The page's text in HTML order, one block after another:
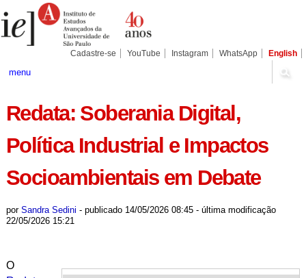
para
conteúdo.
Pessoais
Cadastre-se YouTube Instagram WhatsApp English
menu
Redata: Soberania Digital,
Política Industrial e Impactos
Socioambientais em Debate
por Sandra Sedini - publicado14/05/2026 08:45 - última modificação
22/05/2026 15:21
O